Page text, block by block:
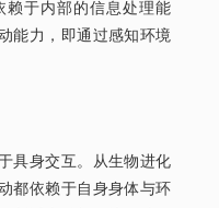
赖于内部的信息处理能
能力，即通过感知环境
具身交互。从生物进化
都依赖于自身身体与环